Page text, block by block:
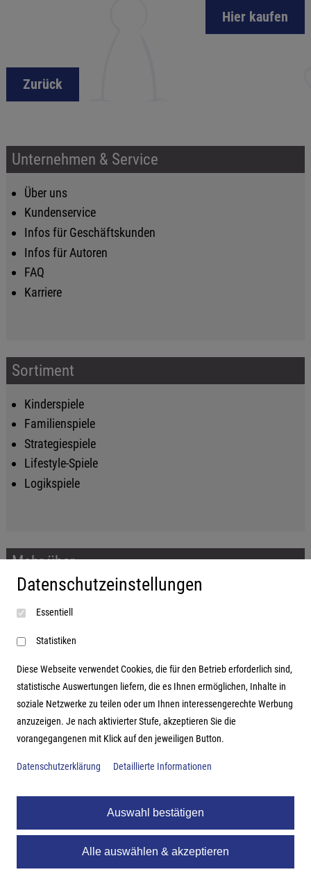
Hier kaufen
Zurück
Unternehmen & Service
Über uns
Kundenservice
Infos für Geschäftskunden
Infos für Autoren
FAQ
Karriere
Sortiment
Kinderspiele
Familienspiele
Strategiespiele
Lifestyle-Spiele
Logikspiele
Mehr über...
Impressum
AGB
Datenschutzerklärung
Adresse
Hutter Trade GmbH + Co KG
Bgm.-Landmann-Platz 1-5
Datenschutzeinstellungen
Essentiell
Statistiken
Diese Webseite verwendet Cookies, die für den Betrieb erforderlich sind,
statistische Auswertungen liefern, die es Ihnen ermöglichen, Inhalte in
soziale Netzwerke zu teilen oder um Ihnen interessengerechte Werbung
anzuzeigen. Je nach aktivierter Stufe, akzeptieren Sie die
vorangegangenen mit Klick auf den jeweiligen Button.
Datenschutzerklärung Detaillierte Informationen
Auswahl bestätigen
Alle auswählen & akzeptieren